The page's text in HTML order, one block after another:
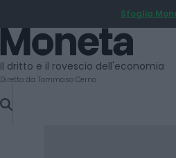
TO
CONTENT
Sfoglia
Moneta
Il dritto e il rovescio dell'economia
Diretto da Tommaso Cerno